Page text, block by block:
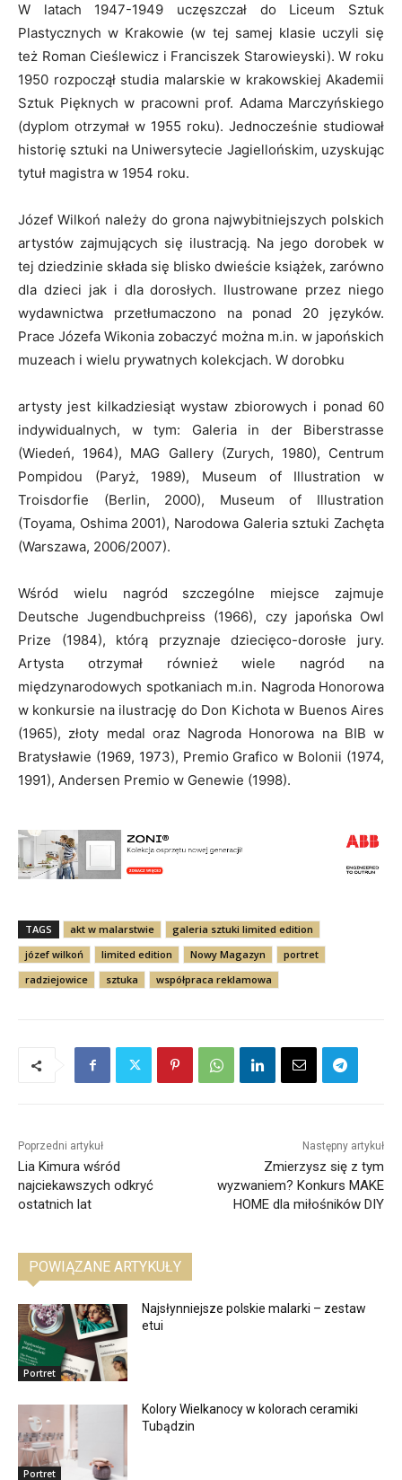
W latach 1947-1949 uczęszczał do Liceum Sztuk
Plastycznych w Krakowie (w tej samej klasie uczyli się
też Roman Cieślewicz i Franciszek Starowieyski). W roku
1950 rozpoczął studia malarskie w krakowskiej Akademii
Sztuk Pięknych w pracowni prof. Adama Marczyńskiego
(dyplom otrzymał w 1955 roku). Jednocześnie studiował
historię sztuki na Uniwersytecie Jagiellońskim, uzyskując
tytuł magistra w 1954 roku.
Józef Wilkoń należy do grona najwybitniejszych polskich
artystów zajmujących się ilustracją. Na jego dorobek w
tej dziedzinie składa się blisko dwieście książek, zarówno
dla dzieci jak i dla dorosłych. Ilustrowane przez niego
wydawnictwa przetłumaczono na ponad 20 języków.
Prace Józefa Wikonia zobaczyć można m.in. w japońskich
muzeach i wielu prywatnych kolekcjach. W dorobku
artysty jest kilkadziesiąt wystaw zbiorowych i ponad 60
indywidualnych, w tym: Galeria in der Biberstrasse
(Wiedeń, 1964), MAG Gallery (Zurych, 1980), Centrum
Pompidou (Paryż, 1989), Museum of Illustration w
Troisdorfie (Berlin, 2000), Museum of Illustration
(Toyama, Oshima 2001), Narodowa Galeria sztuki Zachęta
(Warszawa, 2006/2007).
Wśród wielu nagród szczególne miejsce zajmuje
Deutsche Jugendbuchpreiss (1966), czy japońska Owl
Prize (1984), którą przyznaje dziecięco-dorosłe jury.
Artysta otrzymał również wiele nagród na
międzynarodowych spotkaniach m.in. Nagroda Honorowa
w konkursie na ilustrację do Don Kichota w Buenos Aires
(1965), złoty medal oraz Nagroda Honorowa na BIB w
Bratysławie (1969, 1973), Premio Grafico w Bolonii (1974,
1991), Andersen Premio w Genewie (1998).
TAGS akt w malarstwie
galeria sztuki limited edition
józef wilkoń
limited edition Nowy Magazyn
portret
radziejowice
sztuka współpraca reklamowa
Poprzedni artykuł
Lia Kimura wśród
najciekawszych odkryć
ostatnich lat
Następny artykuł
Zmierzysz się z tym
wyzwaniem? Konkurs MAKE
HOME dla miłośników DIY
POWIĄZANE ARTYKUŁY
Portret
Najsłynniejsze polskie malarki – zestaw
etui
Portret
Kolory Wielkanocy w kolorach ceramiki
Tubądzin